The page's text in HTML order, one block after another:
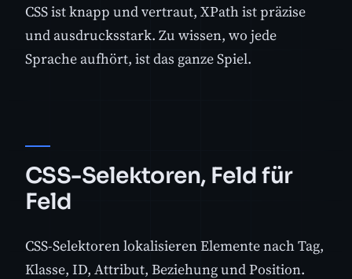
CSS ist knapp und vertraut, XPath ist präzise
und ausdrucksstark. Zu wissen, wo jede
Sprache aufhört, ist das ganze Spiel.
CSS-Selektoren, Feld für
Feld
CSS-Selektoren lokalisieren Elemente nach Tag,
Klasse, ID, Attribut, Beziehung und Position.